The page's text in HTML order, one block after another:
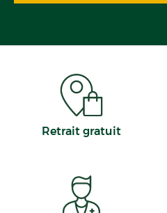
Retrait gratuit